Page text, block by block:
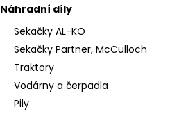
Náhradní díly
Sekačky AL-KO
Sekačky Partner, McCulloch
Traktory
Vodárny a čerpadla
Pily